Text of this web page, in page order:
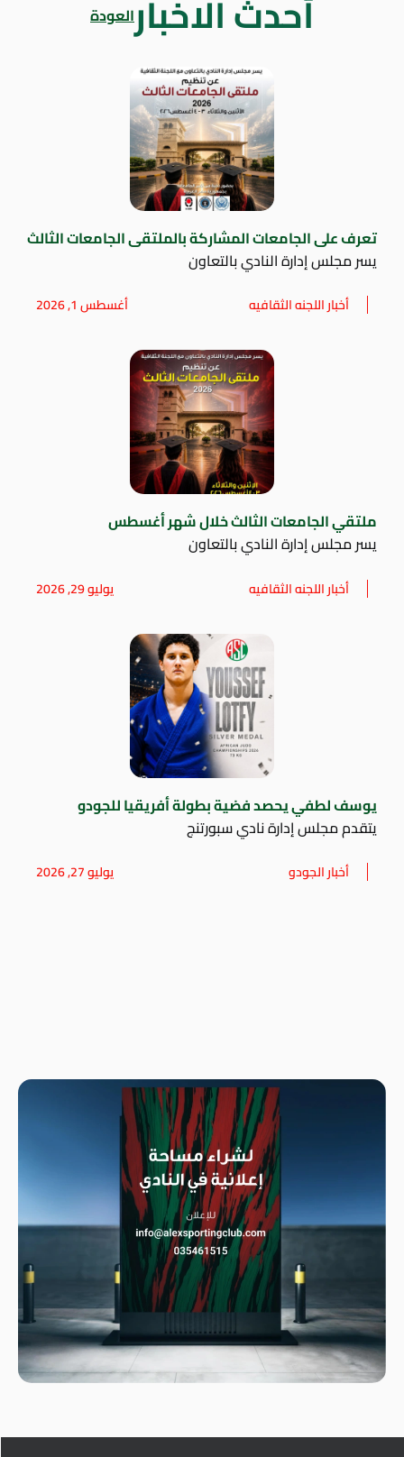
أحدث الاخبارالعودة
تعرف على الجامعات المشاركة بالملتقى الجامعات الثالث
يسر مجلس إدارة النادي بالتعاون
أخبار اللجنه الثقافيه أغسطس 1, 2026
ملتقي الجامعات الثالث خلال شهر أغسطس
يسر مجلس إدارة النادي بالتعاون
أخبار اللجنه الثقافيه يوليو 29, 2026
يوسف لطفي يحصد فضية بطولة أفريقيا للجودو
يتقدم مجلس إدارة نادي سبورتنج
أخبار الجودو يوليو 27, 2026